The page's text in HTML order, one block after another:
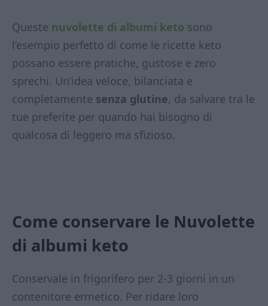
Queste nuvolette di albumi keto sono
l’esempio perfetto di come le ricette keto
possano essere pratiche, gustose e zero
sprechi. Un’idea veloce, bilanciata e
completamente senza glutine, da salvare tra le
tue preferite per quando hai bisogno di
qualcosa di leggero ma sfizioso.
Come conservare le Nuvolette
di albumi keto
Conservale in frigorifero per 2-3 giorni in un
contenitore ermetico. Per ridare loro